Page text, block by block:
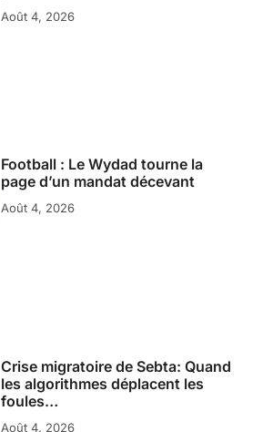
Août 4, 2026
Football : Le Wydad tourne la
page d’un mandat décevant
Août 4, 2026
Crise migratoire de Sebta: Quand
les algorithmes déplacent les
foules…
Août 4, 2026